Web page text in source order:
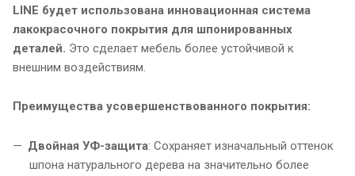
LINE будет использована инновационная система
лакокрасочного покрытия для шпонированных
деталей. Это сделает мебель более устойчивой к
внешним воздействиям.
Преимущества усовершенствованного покрытия:
Двойная УФ-защита: Сохраняет изначальный оттенок
шпона натурального дерева на значительно более